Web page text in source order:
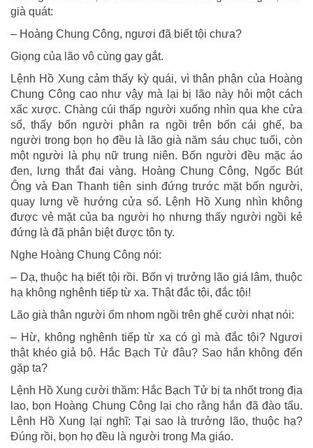
già quát:
– Hoàng Chung Công, ngươi đã biết tội chưa?
Giọng của lão vô cùng gay gắt.
Lệnh Hồ Xung cảm thấy kỳ quái, vì thân phận của Hoàng
Chung Công cao như vậy mà lại bị lão này hỏi một cách
xấc xược. Chàng cúi thấp người xuống nhìn qua khe cửa
sổ, thấy bốn người phân ra ngồi trên bốn cái ghế, ba
người trong bọn họ đều là lão già năm sáu chục tuổi, còn
một người là phụ nữ trung niên. Bốn người đều mặc áo
đen, lưng thắt đai vàng. Hoàng Chung Công, Ngốc Bút
Ông và Đan Thanh tiên sinh đứng trước mặt bốn người,
quay lưng về hướng cửa sổ. Lệnh Hồ Xung nhìn không
được vẻ mặt của ba người họ nhưng thấy người ngồi kẻ
đứng là đã phân biệt được tôn ty.
Nghe Hoàng Chung Công nói:
– Dạ, thuộc hạ biết tội rồi. Bốn vị trưởng lão giá lâm, thuộc
hạ không nghênh tiếp từ xa. Thật đắc tội, đắc tội!
Lão già thân người ốm nhom ngồi trên ghế cười nhạt nói:
– Hừ, không nghênh tiếp từ xa có gì mà đắc tội? Ngươi
thật khéo giả bộ. Hắc Bạch Tử đâu? Sao hắn không đến
gặp ta?
Lệnh Hồ Xung cười thầm: Hắc Bạch Tử bị ta nhốt trong địa
lao, bọn Hoàng Chung Công lại cho rằng hắn đã đào tẩu.
Lệnh Hồ Xung lại nghĩ: Tại sao là trưởng lão, thuộc hạ?
Đúng rồi, bọn họ đều là người trong Ma giáo.